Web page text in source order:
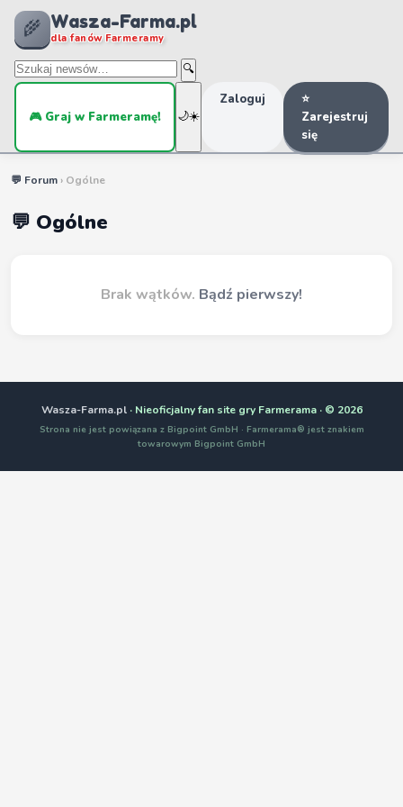
🌾 Wasza-Farma.pl
dla fanów Farmeramy
🔍
🎮 Graj w Farmeramę! 🌙☀️
Zaloguj
⭐
Zarejestruj
się
💬 Forum › Ogólne
💬 Ogólne
Brak wątków. Bądź pierwszy!
Wasza-Farma.pl· Nieoficjalny fan site gry Farmerama · © 2026
Strona nie jest powiązana z Bigpoint GmbH · Farmerama® jest znakiem
towarowym Bigpoint GmbH